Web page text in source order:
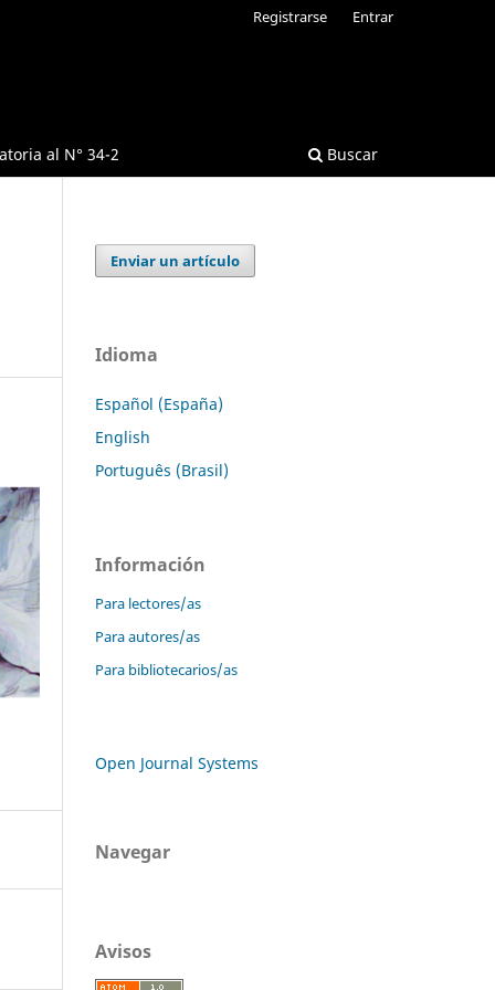
al N° 34-2 Buscar
Registrarse Entrar
Enviar un artículo
Idioma
Español (España)
English
Português (Brasil)
Información
Para lectores/as
Para autores/as
Para bibliotecarios/as
Open Journal Systems
Navegar
Avisos